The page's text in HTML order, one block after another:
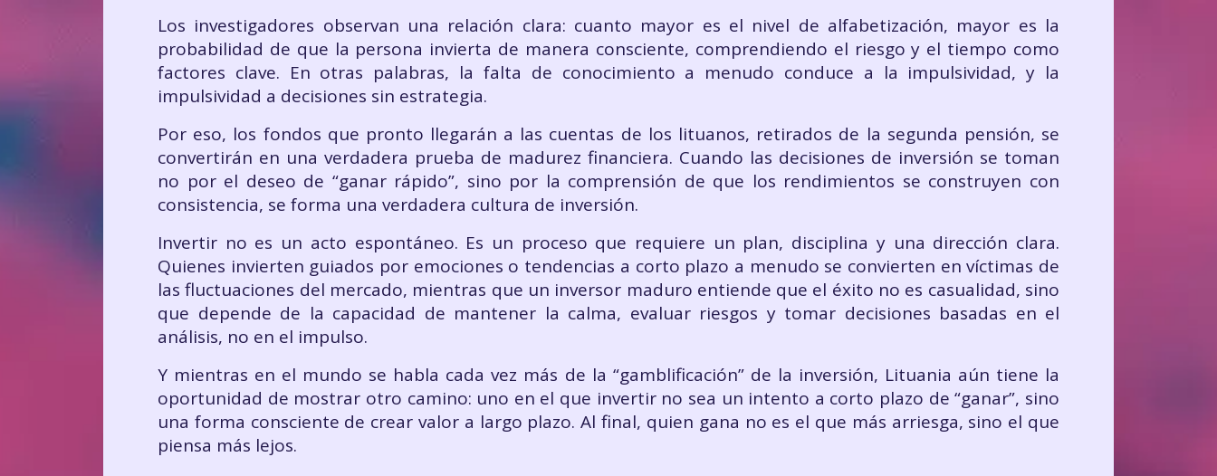
Los investigadores observan una relación clara: cuanto mayor es el nivel de alfabetización, mayor es la
probabilidad de que la persona invierta de manera consciente, comprendiendo el riesgo y el tiempo como
factores clave. En otras palabras, la falta de conocimiento a menudo conduce a la impulsividad, y la
impulsividad a decisiones sin estrategia.
Por eso, los fondos que pronto llegarán a las cuentas de los lituanos, retirados de la segunda pensión, se
convertirán en una verdadera prueba de madurez financiera. Cuando las decisiones de inversión se toman
no por el deseo de “ganar rápido”, sino por la comprensión de que los rendimientos se construyen con
consistencia, se forma una verdadera cultura de inversión.
Invertir no es un acto espontáneo. Es un proceso que requiere un plan, disciplina y una dirección clara.
Quienes invierten guiados por emociones o tendencias a corto plazo a menudo se convierten en víctimas de
las fluctuaciones del mercado, mientras que un inversor maduro entiende que el éxito no es casualidad, sino
que depende de la capacidad de mantener la calma, evaluar riesgos y tomar decisiones basadas en el
análisis, no en el impulso.
Y mientras en el mundo se habla cada vez más de la “gamblificación” de la inversión, Lituania aún tiene la
oportunidad de mostrar otro camino: uno en el que invertir no sea un intento a corto plazo de “ganar”, sino
una forma consciente de crear valor a largo plazo. Al final, quien gana no es el que más arriesga, sino el que
piensa más lejos.